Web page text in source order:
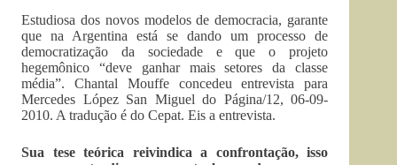
Estudiosa dos novos modelos de democracia, garante
que na Argentina está se dando um processo de
democratização da sociedade e que o projeto
hegemônico “deve ganhar mais setores da classe
média”. Chantal Mouffe concedeu entrevista para
Mercedes López San Miguel do Página/12, 06-09-
2010. A tradução é do Cepat. Eis a entrevista.
Sua tese teórica reivindica a confrontação, isso